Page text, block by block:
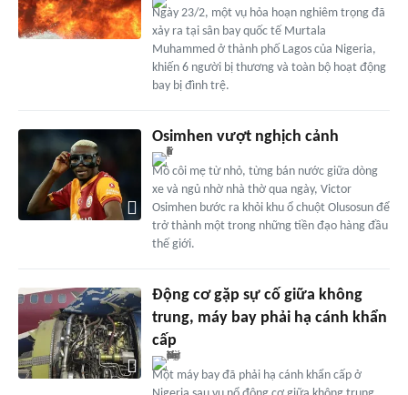
Ngày 23/2, một vụ hỏa hoạn nghiêm trọng đã
xảy ra tại sân bay quốc tế Murtala
Muhammed ở thành phố Lagos của Nigeria,
khiến 6 người bị thương và toàn bộ hoạt động
bay bị đình trệ.
Osimhen vượt nghịch cảnh
Mồ côi mẹ từ nhỏ, từng bán nước giữa dòng
xe và ngủ nhờ nhà thờ qua ngày, Victor
Osimhen bước ra khỏi khu ổ chuột Olusosun để
trở thành một trong những tiền đạo hàng đầu
thế giới.
Động cơ gặp sự cố giữa không
trung, máy bay phải hạ cánh khẩn
cấp
Một máy bay đã phải hạ cánh khẩn cấp ở